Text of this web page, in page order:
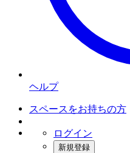
ヘルプ
スペースをお持ちの方
ログイン
新規登録